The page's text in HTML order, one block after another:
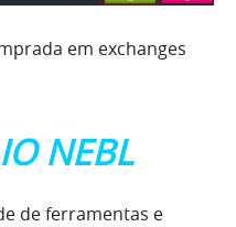
em exchanges
NEBL
de ferramentas e